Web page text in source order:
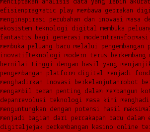
menciptakan analisis data yang lebih
efisienpragmatic play membawa gebrakan
menginspirasi perubahan dan inovasi masa
ekosistem teknologi digital membuka
fantastis bagi generasi modern
membuka peluang baru melalui
inovatifteknologi modern terus berkembang
bernilai tinggi dengan hasil yang
pengembangan platform digital menjadi
menghadirkan inovasi berkelanjutanrobot
mengambil peran penting dalam membangun
depanrevolusi teknologi masa kini
menguntungkan dengan potensi hasil
menjadi bagian dari percakapan baru dalam
digitaljejak perkembangan kasino online